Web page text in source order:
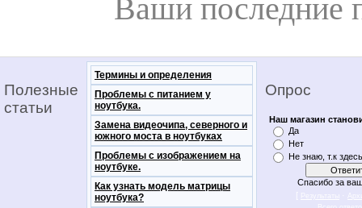
Ваши последние
Полезные
статьи
Термины и определения
Проблемы с питанием у
ноутбука.
Замена видеочипа, северного и
южного моста в ноутбуках
Проблемы с изображением на
ноутбуке.
Как узнать модель матрицы
ноутбука?
Опрос
Наш магазин
Да
Нет
Не знаю, т.к
Спасибо за